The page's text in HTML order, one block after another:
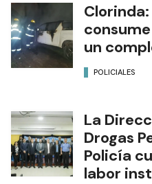
un
POLICIALES
La
Drogas
Policía
labor